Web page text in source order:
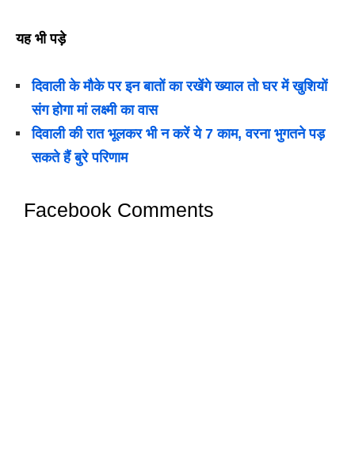
यह भी पड़े
दिवाली के मौके पर इन बातों का रखेंगे ख्याल तो घर में खुशियों
संग होगा मां लक्ष्मी का वास
दिवाली की रात भूलकर भी न करें ये 7 काम, वरना भुगतने पड़
सकते हैं बुरे परिणाम
Facebook Comments